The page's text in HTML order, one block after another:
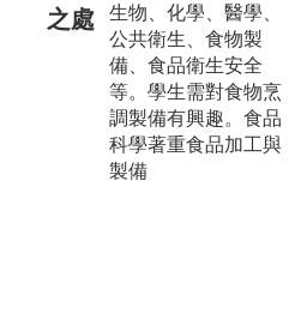
之處
生物、化學、醫學、
公共衛生、食物製
備、食品衛生安全
等。學生需對食物烹
調製備有興趣。食品
科學著重食品加工與
製備